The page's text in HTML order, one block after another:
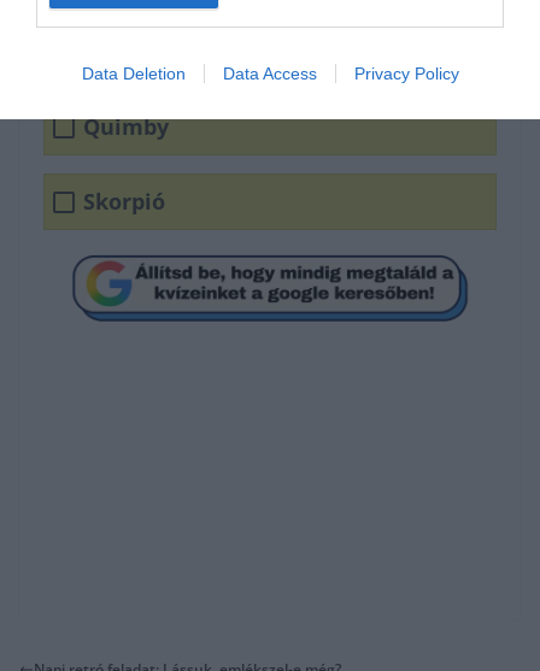
Data Deletion Data Access Privacy Policy
Quimby
Skorpió